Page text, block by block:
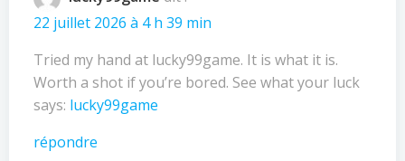
22 juillet 2026 à 4 h 39 min
Tried my hand at lucky99game. It is what it is.
Worth a shot if you’re bored. See what your luck
says: lucky99game
répondre